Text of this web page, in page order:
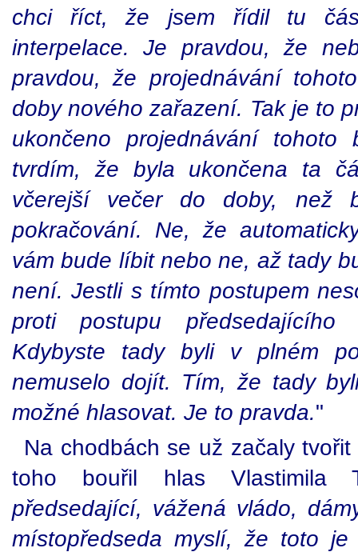
chci říct, že jsem řídil tu
interpelace. Je pravdou, že
pravdou, že projednávání
doby nového zařazení. Tak je to
ukončeno projednávání
tvrdím, že byla ukončena ta
včerejší večer do doby, než
pokračování. Ne, že
vám bude líbit nebo ne, až tady
není. Jestli s tímto postupem
proti postupu
Kdybyste tady byli v plném
nemuselo dojít. Tím, že tady
možné hlasovat. Je to pravda."
Na chodbách se už začaly
toho bouřil hlas Vlastimila
předsedající, vážená vládo,
místopředseda myslí, že toto